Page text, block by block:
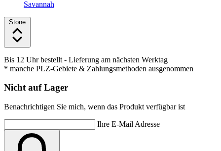
Savannah
Stone
Bis 12 Uhr bestellt - Lieferung am nächsten Werktag
* manche PLZ-Gebiete & Zahlungsmethoden ausgenommen
Nicht auf Lager
Benachrichtigen Sie mich, wenn das Produkt verfügbar ist
Ihre E-Mail Adresse